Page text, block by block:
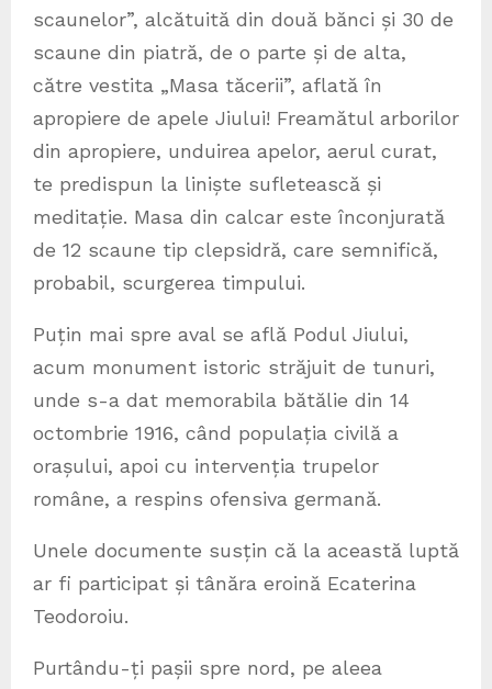
scaunelor”, alcătuită din două bănci și 30 de
scaune din piatră, de o parte și de alta,
către vestita „Masa tăcerii”, aflată în
apropiere de apele Jiului! Freamătul arborilor
din apropiere, unduirea apelor, aerul curat,
te predispun la liniște sufletească și
meditație. Masa din calcar este înconjurată
de 12 scaune tip clepsidră, care semnifică,
probabil, scurgerea timpului.
Puțin mai spre aval se află Podul Jiului,
acum monument istoric străjuit de tunuri,
unde s-a dat memorabila bătălie din 14
octombrie 1916, când populația civilă a
orașului, apoi cu intervenția trupelor
române, a respins ofensiva germană.
Unele documente susțin că la această luptă
ar fi participat și tânăra eroină Ecaterina
Teodoroiu.
Purtându-ți pașii spre nord, pe aleea